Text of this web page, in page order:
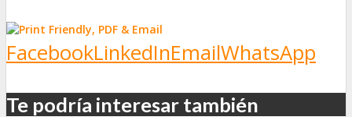
FacebookLinkedInEmailWhatsApp
Te podría interesar también